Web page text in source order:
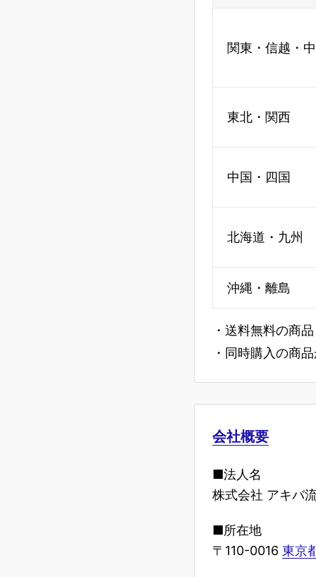
関東・信越・
東北・関西
中国・四国
北海道・九州
沖縄・離島
・送料無料の商
・同時購入の商
会社概要
■法人名
株式会社 アキバ
■所在地
〒110-0016 東京